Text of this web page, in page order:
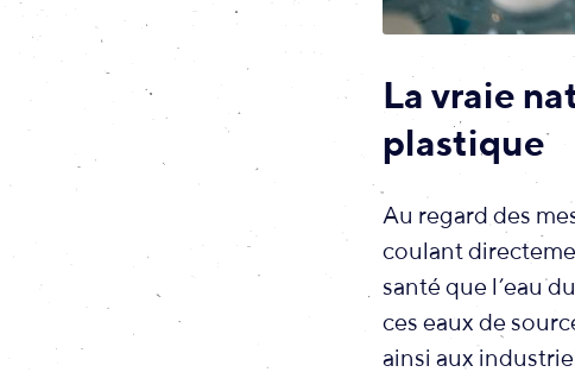
La vraie
plastique
Au regard des
coulant
santé que l’eau
ces eaux de
ainsi aux